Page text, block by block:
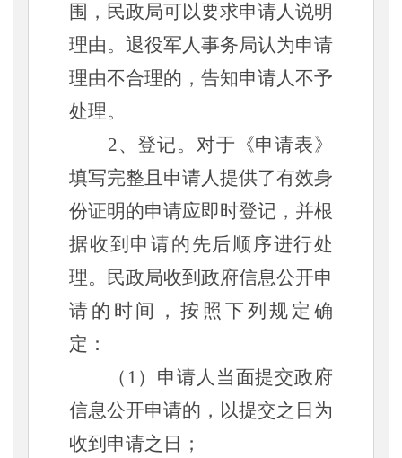
围，民政局可以要求申请人说明
理由。退役军人事务局认为申请
理由不合理的，告知申请人不予
处理。
2、登记。对于《申请表》
填写完整且申请人提供了有效身
份证明的申请应即时登记，并根
据收到申请的先后顺序进行处
理。民政局收到政府信息公开申
请的时间，按照下列规定确
定：
（ 1）申请人当面提交政府
信息公开申请的，以提交之日为
收到申请之日；